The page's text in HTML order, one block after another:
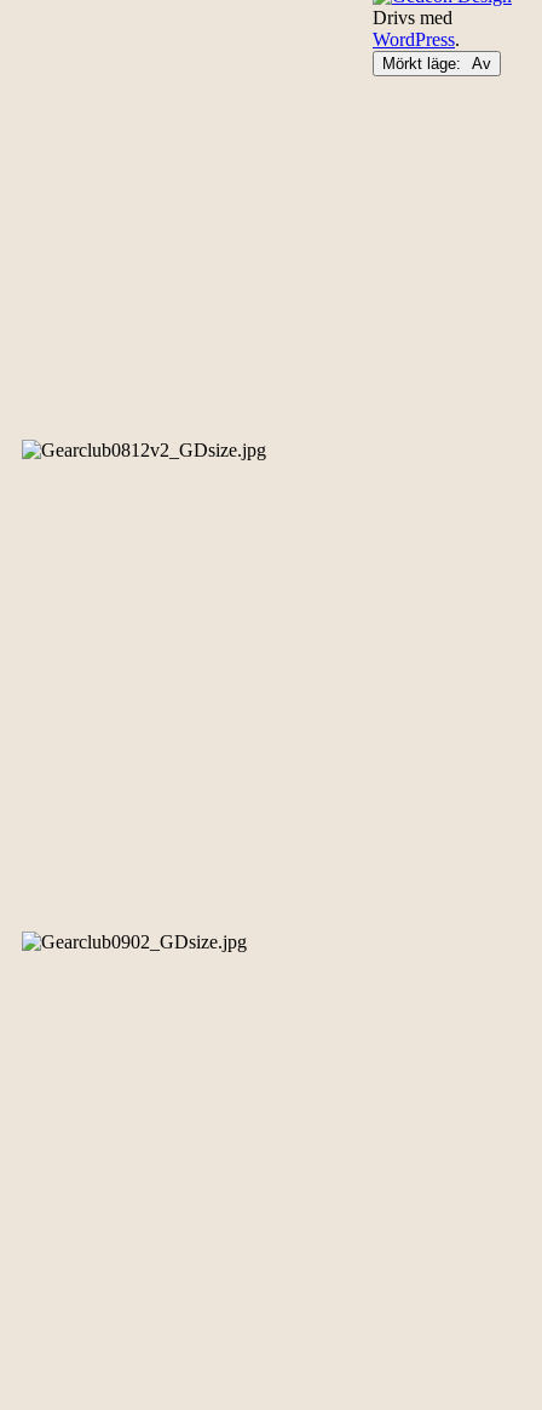
Drivs med
WordPress.
Mörkt läge: